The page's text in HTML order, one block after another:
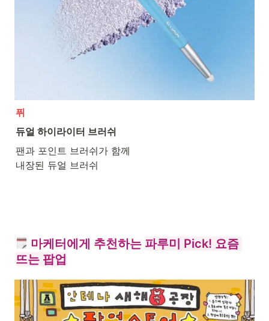
퓌
듀얼 하이라이터 브러쉬
팬과 포인트 브러쉬가 함께
내장된 듀얼 브러쉬
마케터에게 추천하는 파루미 Pick! 요즘
뜨는 팝업